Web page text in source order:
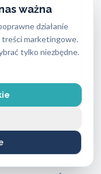
ważna
działanie
treści marketingowe.
tylko niezbędne.
unikamy.
już od 97
od rodzaju
oraz
narzędzi
dokonuje
usługi. Jeśli